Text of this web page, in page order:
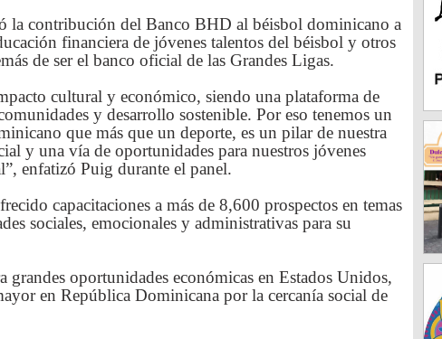
la contribución del Banco BHD al béisbol dominicano a
financiera de jóvenes talentos del béisbol y otros
de ser el banco oficial de las Grandes Ligas.
cultural y económico, siendo una plataforma de
y desarrollo sostenible. Por eso tenemos un
que más que un deporte, es un pilar de nuestra
y una vía de oportunidades para nuestros jóvenes
enfatizó Puig durante el panel.
capacitaciones a más de 8,600 prospectos en temas
sociales, emocionales y administrativas para su
oportunidades económicas en Estados Unidos,
en República Dominicana por la cercanía social de